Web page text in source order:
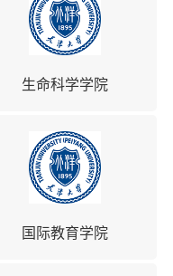
生命科学学院
国际教育学院